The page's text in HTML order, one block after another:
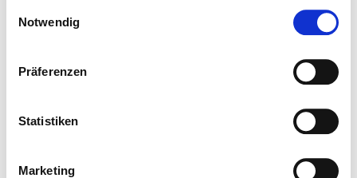
Notwendig
Präferenzen
Statistiken
Marketing